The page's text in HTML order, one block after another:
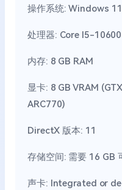
操作系统: Windows
处理器: Core I5-
内存: 8 GB RAM
显卡: 8 GB VRAM
ARC770)
DirectX 版本: 11
存储空间: 需要 16 GB
声卡: Integrated or